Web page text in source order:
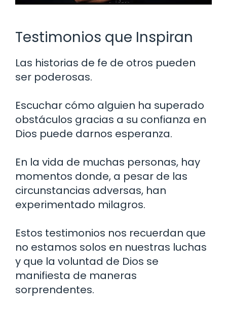
Testimonios que Inspiran
Las historias de fe de otros pueden
ser poderosas.
Escuchar cómo alguien ha superado
obstáculos gracias a su confianza en
Dios puede darnos esperanza.
En la vida de muchas personas, hay
momentos donde, a pesar de las
circunstancias adversas, han
experimentado milagros.
Estos testimonios nos recuerdan que
no estamos solos en nuestras luchas
y que la voluntad de Dios se
manifiesta de maneras
sorprendentes.